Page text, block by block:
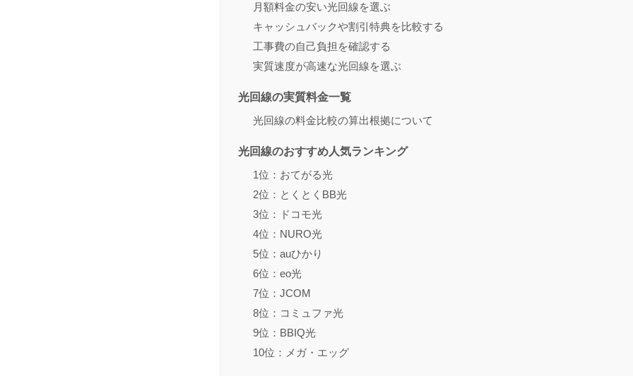
月額料金の安い光回線を選ぶ
キャッシュバックや割引特典を比較する
工事費の自己負担を確認する
実質速度が高速な光回線を選ぶ
光回線の実質料金一覧
光回線の料金比較の算出根拠について
光回線のおすすめ人気ランキング
1位：おてがる光
2位：とくとくBB光
3位：ドコモ光
4位：NURO光
5位：auひかり
6位：eo光
7位：JCOM
8位：コミュファ光
9位：BBIQ光
10位：メガ・エッグ